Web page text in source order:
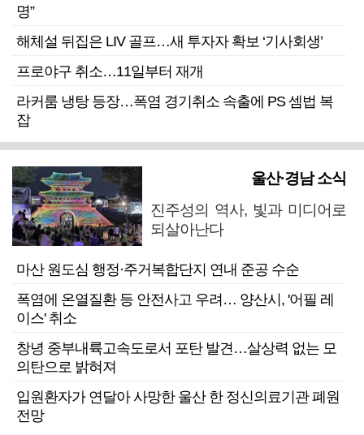
명”
해체설 뒤집은 LIV 골프…새 투자자 확보 ‘기사회생’
프로야구 취소…11일부터 재개
라커룸 냉탕 등장…폭염 경기취소 속출에 PS 셈법 복
잡
울산·경남 소식
진주성의 역사, 빛과 미디어로
되살아난다
마산 원도심 행정·주거복합단지 연내 준공 수순
폭염에 온열질환 등 안전사고 우려… 양산시, '어필 레
이스' 취소
창녕 중부내륙고속도로서 포탄 발견…살상력 없는 모
의탄으로 밝혀져
입원환자가 연달아 사망한 울산 한 정신의료기관 폐원
전망